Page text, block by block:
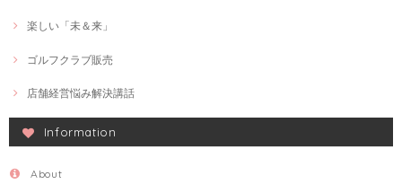
楽しい「未＆来」
ゴルフクラブ販売
店舗経営悩み解決講話
Information
About